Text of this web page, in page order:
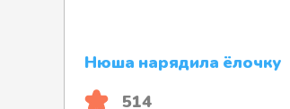
Нюша нарядила ёлочку
514